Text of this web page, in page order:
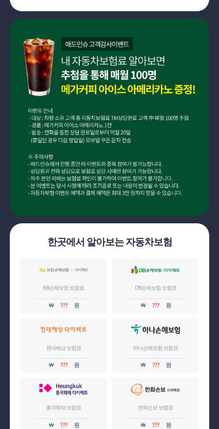
한곳에서 알아보는 자동차보험
KB손해보험 보험료
￦ ??? 원
DB손해보험 보험료
￦ ??? 원
현대해상 보험료
￦ ??? 원
하나손해보험 보험료
￦ ??? 원
흥국화재 보험료
￦ ??? 원
한화손보 보험료
￦ ??? 원